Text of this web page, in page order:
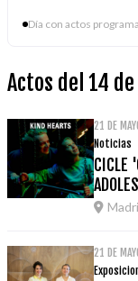
Día con actos
Actos del 14
21 DE
Noticias
CICLE
21 DE